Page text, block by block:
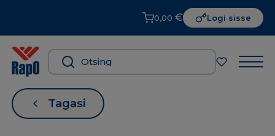
0,00 € Logi sisse
Tagasi